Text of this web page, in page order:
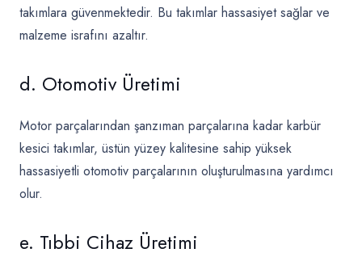
takımlara güvenmektedir. Bu takımlar hassasiyet sağlar ve
malzeme israfını azaltır.
d. Otomotiv Üretimi
Motor parçalarından şanzıman parçalarına kadar karbür
kesici takımlar, üstün yüzey kalitesine sahip yüksek
hassasiyetli otomotiv parçalarının oluşturulmasına yardımcı
olur.
e. Tıbbi Cihaz Üretimi